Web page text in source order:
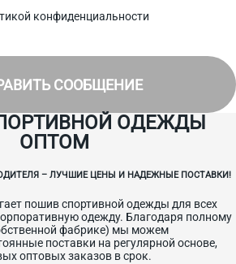
конфиденциальности
СООБЩЕНИЕ
ОДЕЖДЫ
ОПТОМ
– ЛУЧШИЕ ЦЕНЫ И НАДЕЖНЫЕ ПОСТАВКИ!
пошив спортивной одежды для всех
одежду. Благодаря полному
фабрике) мы можем
поставки на регулярной основе,
оптовых заказов в срок.